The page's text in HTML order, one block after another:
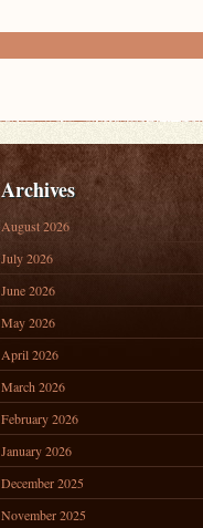
Archives
August 2026
July 2026
June 2026
May 2026
April 2026
March 2026
February 2026
January 2026
December 2025
November 2025